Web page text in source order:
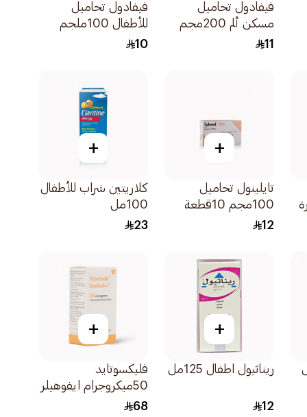
فيفادول تحاميل
مسكن ألم 200مجم
10كبسولة
11
فيفادول تحاميل
للأطفال 100ملجم
10قطعة
10
+
تايلينول تحاميل
100مجم 10قطعة
12
+
كلاريتين شراب للأطفال
100مل
23
+
ريناثيول اطفال 125مل
12
+
فليكسوتايد
50ميكروجرام ايفوهيلر
120بخة معايرة 1قطعة
68